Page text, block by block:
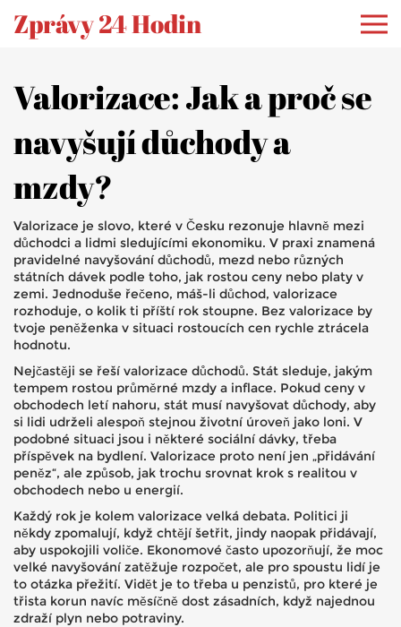
Zprávy 24 Hodin
Valorizace: Jak a proč se
navyšují důchody a
mzdy?
Valorizace je slovo, které v Česku rezonuje hlavně mezi
důchodci a lidmi sledujícími ekonomiku. V praxi znamená
pravidelné navyšování důchodů, mezd nebo různých
státních dávek podle toho, jak rostou ceny nebo platy v
zemi. Jednoduše řečeno, máš-li důchod, valorizace
rozhoduje, o kolik ti příští rok stoupne. Bez valorizace by
tvoje peněženka v situaci rostoucích cen rychle ztrácela
hodnotu.
Nejčastěji se řeší valorizace důchodů. Stát sleduje, jakým
tempem rostou průměrné mzdy a inflace. Pokud ceny v
obchodech letí nahoru, stát musí navyšovat důchody, aby
si lidi udrželi alespoň stejnou životní úroveň jako loni. V
podobné situaci jsou i některé sociální dávky, třeba
příspěvek na bydlení. Valorizace proto není jen „přidávání
peněz“, ale způsob, jak trochu srovnat krok s realitou v
obchodech nebo u energií.
Každý rok je kolem valorizace velká debata. Politici ji
někdy zpomalují, když chtějí šetřit, jindy naopak přidávají,
aby uspokojili voliče. Ekonomové často upozorňují, že moc
velké navyšování zatěžuje rozpočet, ale pro spoustu lidí je
to otázka přežití. Vidět je to třeba u penzistů, pro které je
třista korun navíc měsíčně dost zásadních, když najednou
zdraží plyn nebo potraviny.